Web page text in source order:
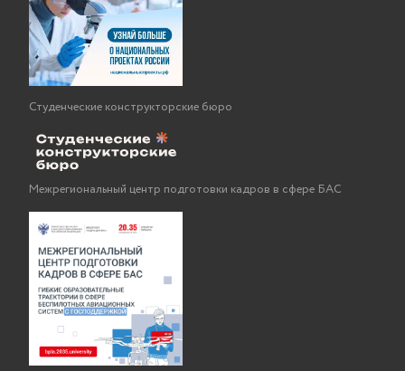
Студенческие конструкторские бюро
Межрегиональный центр подготовки кадров в сфере БАС